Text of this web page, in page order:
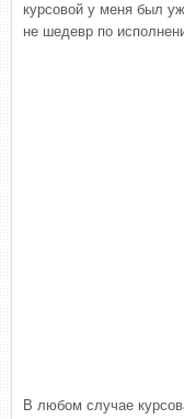
курсовой у меня был
не шедевр по
В любом случае